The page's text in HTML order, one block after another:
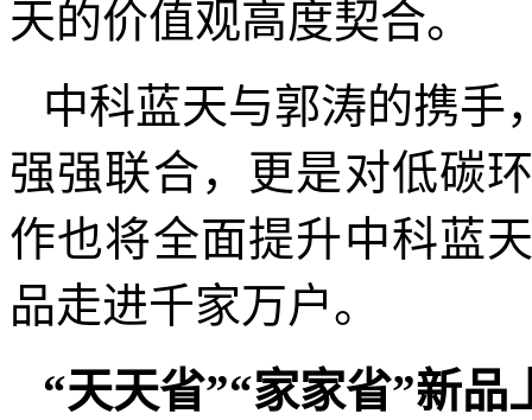
天的价值观高度契合。
中科蓝天与郭涛的携手
强强联合，更是对低碳
作也将全面提升中科蓝
品走进千家万户。
“天天省”“家家省”新